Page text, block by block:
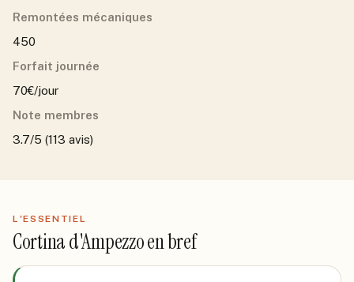
Remontées mécaniques
450
Forfait journée
70€/jour
Note membres
3.7/5 (113 avis)
L'ESSENTIEL
Cortina d'Ampezzoen bref